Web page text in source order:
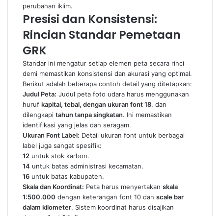
perubahan iklim.
Presisi dan Konsistensi:
Rincian Standar Pemetaan
GRK
Standar ini mengatur setiap elemen peta secara rinci
demi memastikan konsistensi dan akurasi yang optimal.
Berikut adalah beberapa contoh detail yang ditetapkan:
Judul Peta: Judul peta foto udara harus menggunakan
huruf kapital, tebal, dengan ukuran font 18, dan
dilengkapi tahun tanpa singkatan. Ini memastikan
identifikasi yang jelas dan seragam.
Ukuran Font Label: Detail ukuran font untuk berbagai
label juga sangat spesifik:
12 untuk stok karbon.
14 untuk batas administrasi kecamatan.
16 untuk batas kabupaten.
Skala dan Koordinat: Peta harus menyertakan skala
1:500.000 dengan keterangan font 10 dan scale bar
dalam kilometer. Sistem koordinat harus disajikan